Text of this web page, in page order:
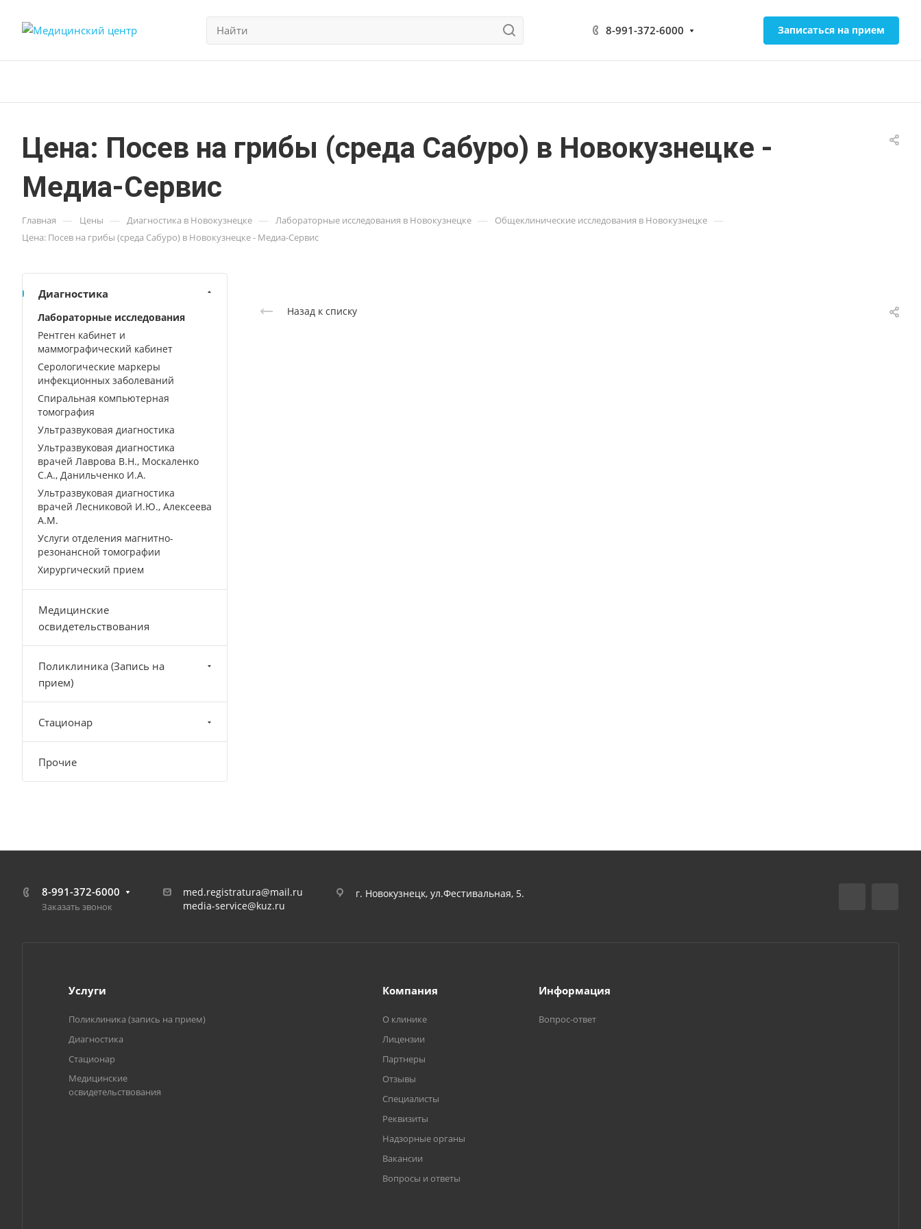
8-991-372-6000 Записаться на прием
Цена: Посев на грибы (среда Сабуро) в Новокузнецке -
Медиа-Сервис
Главная — Цены — Диагностика в Новокузнецке — Лабораторные исследования в Новокузнецке — Общеклинические исследования в Новокузнецке —
Цена: Посев на грибы (среда Сабуро) в Новокузнецке - Медиа-Сервис
Назад к списку
Диагностика
Лабораторные исследования
Рентген кабинет и
маммографический кабинет
Серологические маркеры
инфекционных заболеваний
Спиральная компьютерная
томография
Ультразвуковая диагностика
Ультразвуковая диагностика
врачей Лаврова В.Н., Москаленко
С.А., Данильченко И.А.
Ультразвуковая диагностика
врачей Лесниковой И.Ю., Алексеева
А.М.
Услуги отделения магнитно-
резонансной томографии
Хирургический прием
Медицинские
освидетельствования
Поликлиника (Запись на
прием)
Стационар
Прочие
8-991-372-6000
Заказать звонок
med.registratura@mail.ru
media-service@kuz.ru
г. Новокузнецк, ул.Фестивальная, 5.
Услуги
Поликлиника (запись на прием)
Диагностика
Стационар
Медицинские
освидетельствования
Компания
О клинике
Лицензии
Партнеры
Отзывы
Специалисты
Реквизиты
Надзорные органы
Вакансии
Вопросы и ответы
Информация
Вопрос-ответ